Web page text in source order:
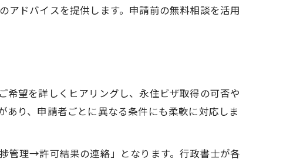
る方法
アドバイスを提供します。申請前の無料相談を活用
望を詳しくヒアリングし、永住ビザ取得の可否や
り、申請者ごとに異なる条件にも柔軟に対応しま
理→許可結果の連絡」となります。行政書士が各